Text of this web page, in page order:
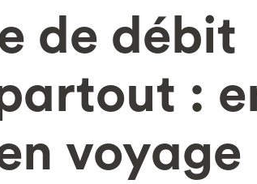
de débit
:
voyage